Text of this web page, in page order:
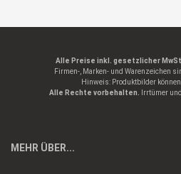
Alle Preise inkl. gesetzlicher
Firmen-, Marken- und Warenzeichen
Hinweis: Produktbilder
Alle Rechte vorbehalten. Irrtümer
MEHR ÜBER...